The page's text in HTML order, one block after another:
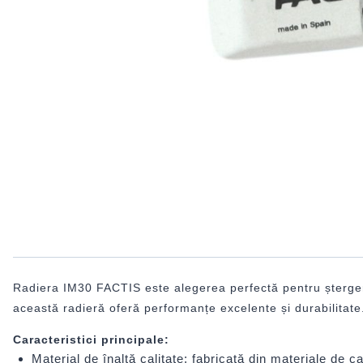
Radiera IM30 FACTIS este alegerea perfectă pentru
această radieră oferă performanțe excelente și
Caracteristici principale:
Material de înaltă calitate: fabricată din materiale de